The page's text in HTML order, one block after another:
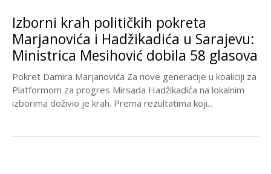
Izborni krah političkih pokreta
Marjanovića i Hadžikadića u Sarajevu:
Ministrica Mesihović dobila 58 glasova
Pokret Damira Marjanovića Za nove generacije u koaliciji za
Platformom za progres Mirsada Hadžikadića na lokalnim
izborima doživio je krah. Prema rezultatima koji...